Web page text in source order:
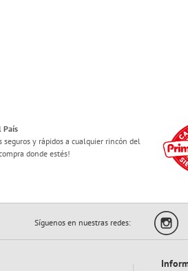
País
seguros y rápidos a cualquier rincón del
donde estés!
Síguenos en nuestras redes: